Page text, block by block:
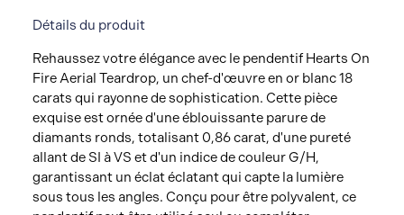
Détails du produit
Rehaussez votre élégance avec le pendentif Hearts On
Fire Aerial Teardrop, un chef-d'œuvre en or blanc 18
carats qui rayonne de sophistication. Cette pièce
exquise est ornée d'une éblouissante parure de
diamants ronds, totalisant 0,86 carat, d'une pureté
allant de SI à VS et d'un indice de couleur G/H,
garantissant un éclat éclatant qui capte la lumière
sous tous les angles. Conçu pour être polyvalent, ce